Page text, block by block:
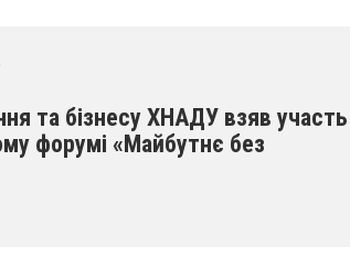
та бізнесу ХНАДУ взяв участь
форумі «Майбутнє без